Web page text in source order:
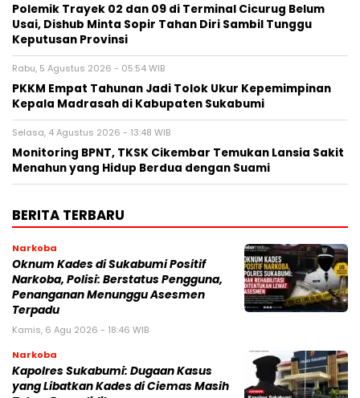
Polemik Trayek 02 dan 09 di Terminal Cicurug Belum
Usai, Dishub Minta Sopir Tahan Diri Sambil Tunggu
Keputusan Provinsi
Rabu, 5 Agustus 2026 - 05:54 WIB
PKKM Empat Tahunan Jadi Tolok Ukur Kepemimpinan
Kepala Madrasah di Kabupaten Sukabumi
Selasa, 4 Agustus 2026 - 13:48 WIB
‎Monitoring BPNT, TKSK Cikembar Temukan Lansia Sakit
Menahun yang Hidup Berdua dengan Suami
BERITA TERBARU
Narkoba
Oknum Kades di Sukabumi Positif
Narkoba, Polisi: Berstatus Pengguna,
Penanganan Menunggu Asesmen
Terpadu
Kamis, 6 Agu 2026 - 18:46 WIB
Narkoba
Kapolres Sukabumi: Dugaan Kasus
yang Libatkan Kades di Ciemas Masih